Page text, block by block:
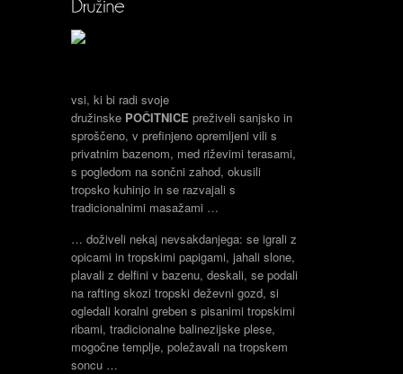
vsi, ki bi radi svoje
družinske POČITNICE preživeli sanjsko in
sproščeno, v prefinjeno opremljeni vili s
privatnim bazenom, med riževimi terasami,
s pogledom na sončni zahod, okusili
tropsko kuhinjo in se razvajali s
tradicionalnimi masažami …
… doživeli nekaj nevsakdanjega: se igrali z
opicami in tropskimi papigami, jahali slone,
plavali z delfini v bazenu, deskali, se podali
na rafting skozi tropski deževni gozd, si
ogledali koralni greben s pisanimi tropskimi
ribami, tradicionalne balinezijske plese,
mogočne templje, poležavali na tropskem
soncu …